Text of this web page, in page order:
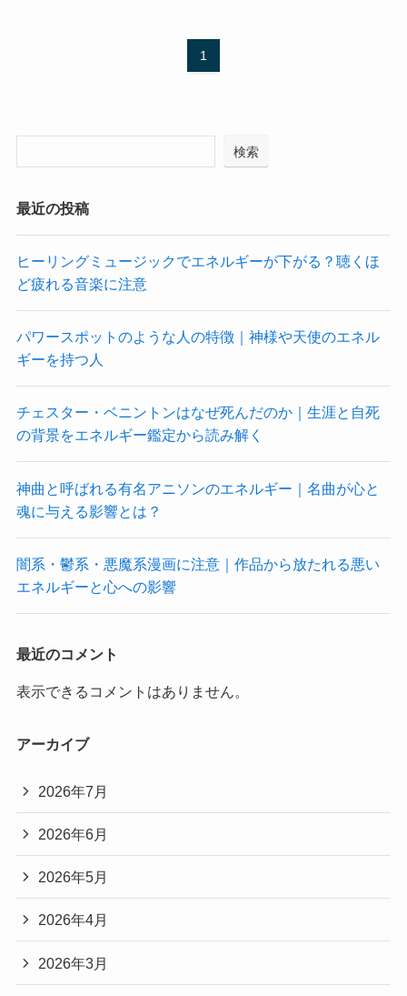
1
検索
最近の投稿
ヒーリングミュージックでエネルギーが下がる？聴くほ
ど疲れる音楽に注意
パワースポットのような人の特徴｜神様や天使のエネル
ギーを持つ人
チェスター・ベニントンはなぜ死んだのか｜生涯と自死
の背景をエネルギー鑑定から読み解く
神曲と呼ばれる有名アニソンのエネルギー｜名曲が心と
魂に与える影響とは？
闇系・鬱系・悪魔系漫画に注意｜作品から放たれる悪い
エネルギーと心への影響
最近のコメント
表示できるコメントはありません。
アーカイブ
2026年7月
2026年6月
2026年5月
2026年4月
2026年3月